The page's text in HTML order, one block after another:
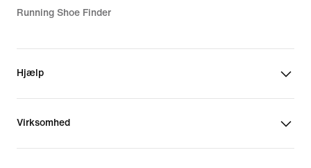
Running Shoe Finder
Hjælp
Virksomhed